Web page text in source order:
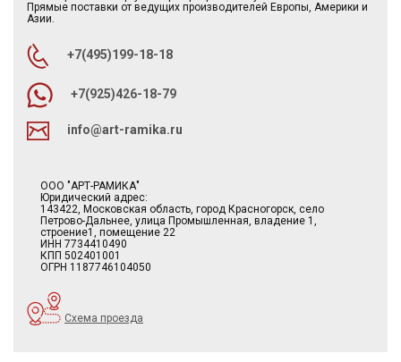
Прямые поставки от ведущих производителей Европы, Америки и
Азии.
+7(495)199-18-18
+7(925)426-18-79
info@art-ramika.ru
ООО "АРТ-РАМИКА"
Юридический адрес:
143422, Московская область, город Красногорск, село
Петрово-Дальнее, улица Промышленная, владение 1,
строение1, помещение 22
ИНН 7734410490
КПП 502401001
ОГРН 1187746104050
Схема проезда